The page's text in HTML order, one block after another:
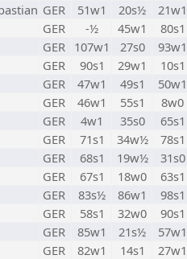
GER 51w1 20s½
21w1
GER -½ 45w1
80s1
GER 107w1 27s0
93w1
GER 90s1 29w1
10s1
GER 47w1 49s1
50w1
GER 46w1 55s1
8w0
GER 4w1 35s0
65s1
GER 71s1 34w½
78s1
GER 68s1 19w½
31s0
GER 67s1 18w0
63s1
GER 83s½ 86w1
98s1
GER 58s1 32w0
90s1
GER 85w1 21s½
57w1
GER 82w1 14s1
27w1